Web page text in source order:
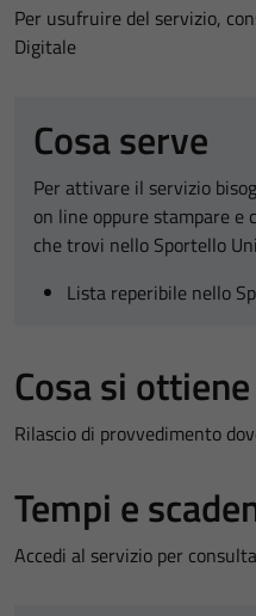
Per usufruire del servizio,
Digitale
Cosa serve
Per attivare il servizio
on line oppure stampare e
che trovi nello Sportello
Lista reperibile nello
Cosa si ottiene
Rilascio di provvedimento
Tempi e
Accedi al servizio per